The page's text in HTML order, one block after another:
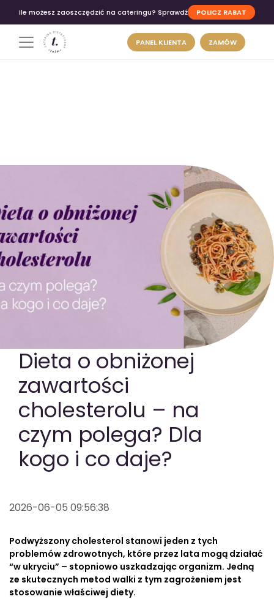
Ile możesz zaoszczędzić na cateringu? Sprawdź POLICZ RABAT
PANEL KLIENTA ZAMÓW
GOTOWA DIETA WYBÓR MENU PAKIETY MEDYCZNE
Dieta o obniżonej
zawartości
cholesterolu – na
czym polega? Dla
kogo i co daje?
2026-06-05 09:56:38
Podwyższony cholesterol stanowi jeden z tych
problemów zdrowotnych, które przez lata mogą działać
“w ukryciu” – stopniowo uszkadzając organizm. Jedną
ze skutecznych metod walki z tym zagrożeniem jest
stosowanie właściwej diety.